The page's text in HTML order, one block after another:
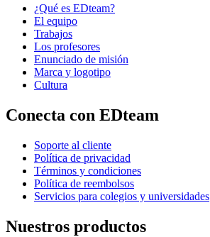
¿Qué es EDteam?
El equipo
Trabajos
Los profesores
Enunciado de misión
Marca y logotipo
Cultura
Conecta con EDteam
Soporte al cliente
Política de privacidad
Términos y condiciones
Política de reembolsos
Servicios para colegios y universidades
Nuestros productos